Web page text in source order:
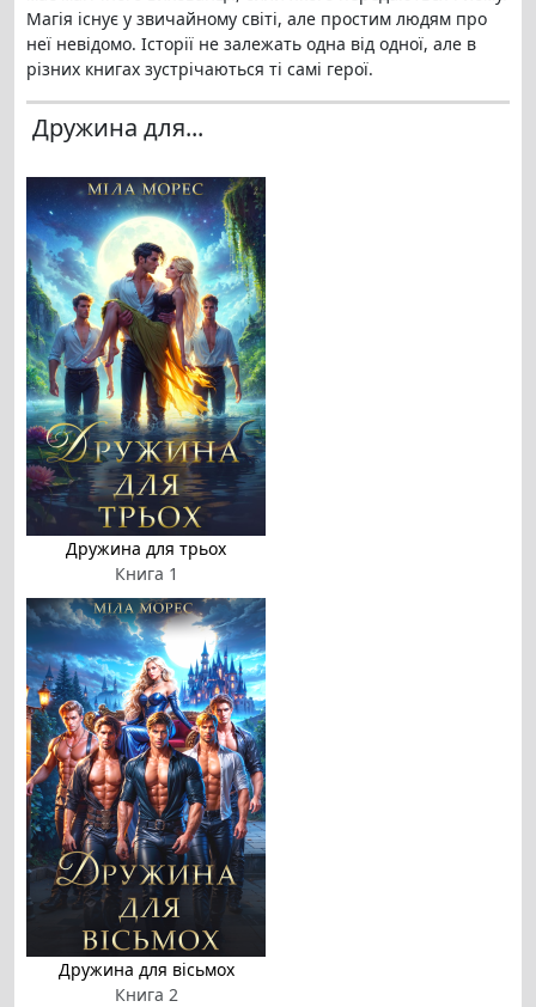
Магія існує у звичайному світі, але простим людям про
неї невідомо. Історії не залежать одна від одної, але в
різних книгах зустрічаються ті самі герої.
Дружина для...
Дружина для трьох
Книга 1
Дружина для вісьмох
Книга 2